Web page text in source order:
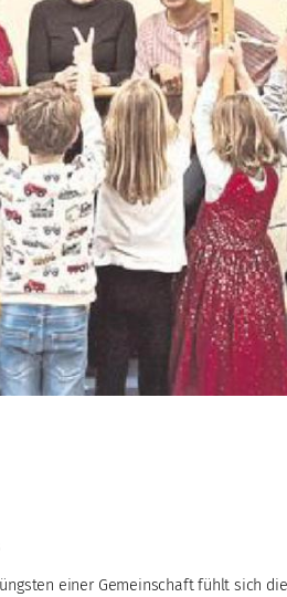
einer Gemeinschaft fühlt sich